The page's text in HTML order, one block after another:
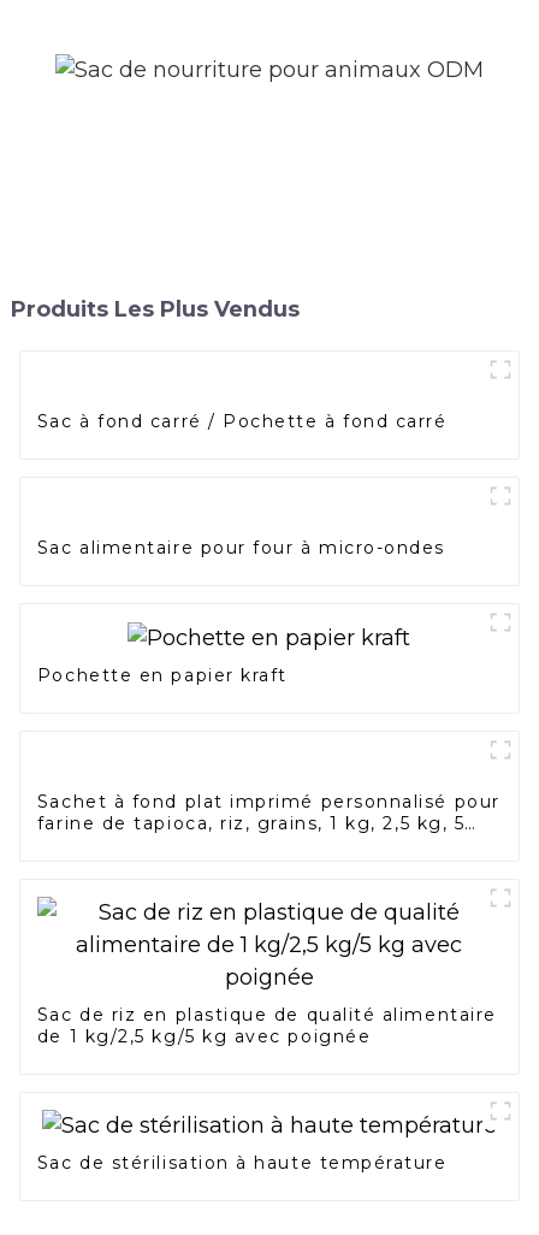
Produits Les Plus Vendus
Sac à fond carré / Pochette à fond carré
Sac alimentaire pour four à micro-ondes
Pochette en papier kraft
Sachet à fond plat imprimé personnalisé pour
farine de tapioca, riz, grains, 1 kg, 2,5 kg, 5
Sac de riz en plastique de qualité alimentaire
de 1 kg/2,5 kg/5 kg avec poignée
Sac de stérilisation à haute température